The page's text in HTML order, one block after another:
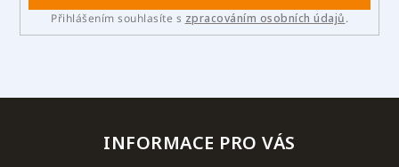
Přihlášením souhlasíte s zpracováním osobních údajů.
INFORMACE PRO VÁS